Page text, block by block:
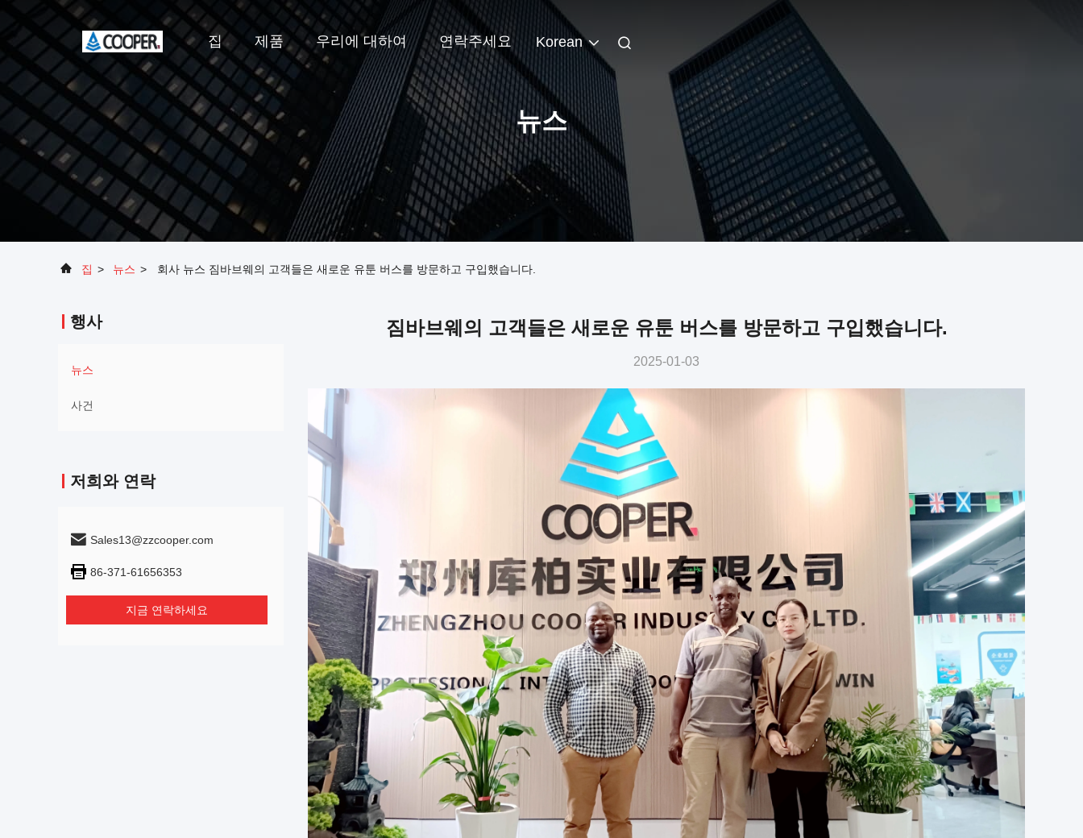
집 제품 우리에 대하여 연락주세요 Korean
뉴스
집 > 뉴스 > 회사 뉴스 짐바브웨의 고객들은 새로운 유툰 버스를 방문하고 구입했습니다.
행사
뉴스
사건
저희와 연락
Sales13@zzcooper.com
86-371-61656353
지금 연락하세요
짐바브웨의 고객들은 새로운 유툰 버스를 방문하고 구입했습니다.
2025-01-03